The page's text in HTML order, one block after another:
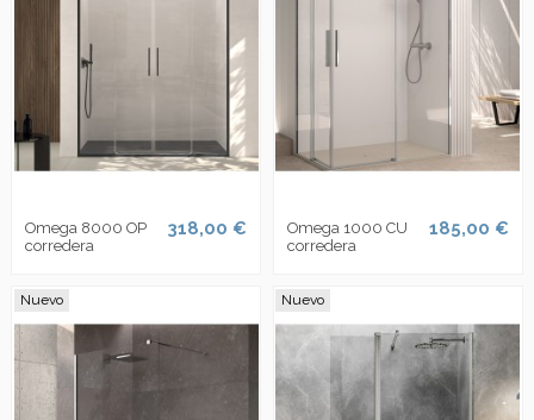
Omega 8000 OP
corredera
318,00 €
Omega 1000 CU
corredera
185,00 €
Nuevo Nuevo